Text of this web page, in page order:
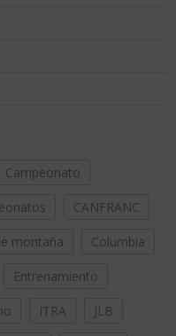
Campeonato
CANFRANC
montaña Columbia
Entrenamiento
ITRA JLB